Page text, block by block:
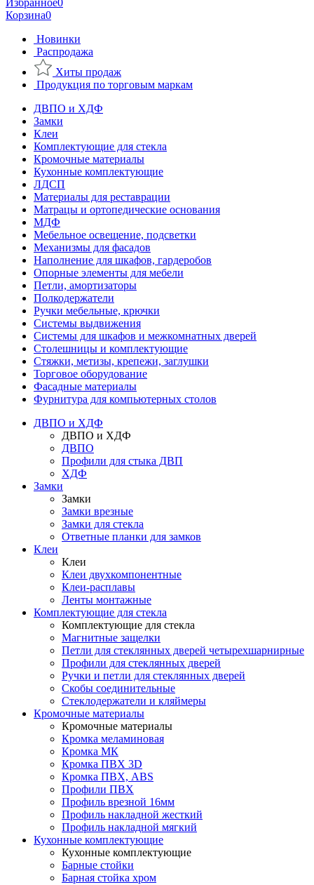
Избранное0
Корзина0
Новинки
Распродажа
Хиты продаж
Продукция по торговым маркам
ДВПО и ХДФ
Замки
Клеи
Комплектующие для стекла
Кромочные материалы
Кухонные комплектующие
ЛДСП
Материалы для реставрации
Матрацы и ортопедические основания
МДФ
Мебельное освещение, подсветки
Механизмы для фасадов
Наполнение для шкафов, гардеробов
Опорные элементы для мебели
Петли, амортизаторы
Полкодержатели
Ручки мебельные, крючки
Системы выдвижения
Системы для шкафов и межкомнатных дверей
Столешницы и комплектующие
Стяжки, метизы, крепежи, заглушки
Торговое оборудование
Фасадные материалы
Фурнитура для компьютерных столов
ДВПО и ХДФ
ДВПО и ХДФ
ДВПО
Профили для стыка ДВП
ХДФ
Замки
Замки
Замки врезные
Замки для стекла
Ответные планки для замков
Клеи
Клеи
Клеи двухкомпонентные
Клеи-расплавы
Ленты монтажные
Комплектующие для стекла
Комплектующие для стекла
Магнитные защелки
Петли для стеклянных дверей четырехшарнирные
Профили для стеклянных дверей
Ручки и петли для стеклянных дверей
Скобы соединительные
Стеклодержатели и кляймеры
Кромочные материалы
Кромочные материалы
Кромка меламиновая
Кромка МК
Кромка ПВХ 3D
Кромка ПВХ, ABS
Профили ПВХ
Профиль врезной 16мм
Профиль накладной жесткий
Профиль накладной мягкий
Кухонные комплектующие
Кухонные комплектующие
Барные стойки
Барная стойка хром